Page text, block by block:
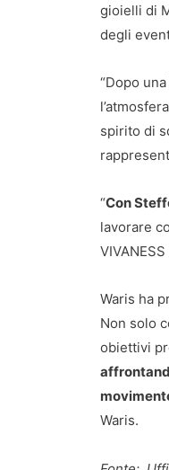
gioielli di
degli
“Dopo
spirito di
“Con
lavorare
Waris ha
Non solo
obiettivi
Waris.